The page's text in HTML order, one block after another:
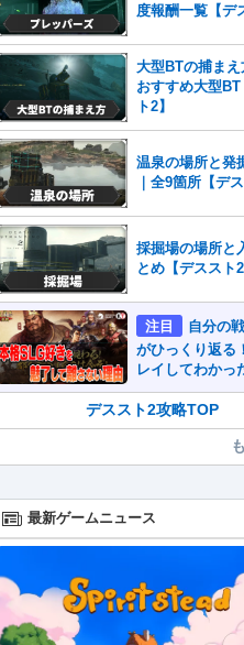
度報酬一覧【デ
大型BTの捕ま
おすすめ大型BT
ト2】
温泉の場所と発
｜全9箇所【デ
採掘場の場所と
とめ【デススト2
注目
自分の
がひっくり返る
レイしてわかっ
真戦』が本格
魅了して離さな
デススト2攻略TOP
最新ゲームニュース